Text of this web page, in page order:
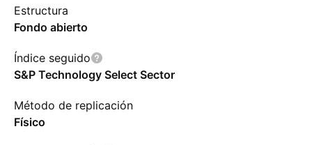
Estructura
Fondo abierto
Índice seguido
S&P Technology Select Sector
Método de replicación
Físico